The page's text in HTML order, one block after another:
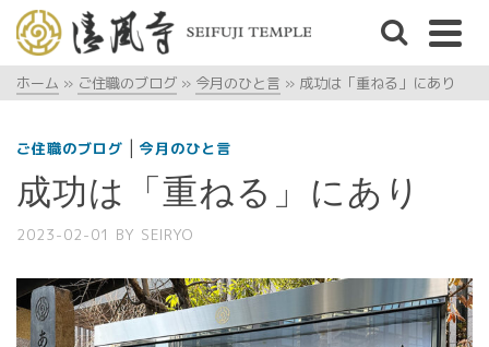
ホーム » ご住職のブログ » 今月のひと言 » 成功は「重ねる」にあり
ご住職のブログ | 今月のひと言
成功は「重ねる」にあり
2023-02-01 BY SEIRYO